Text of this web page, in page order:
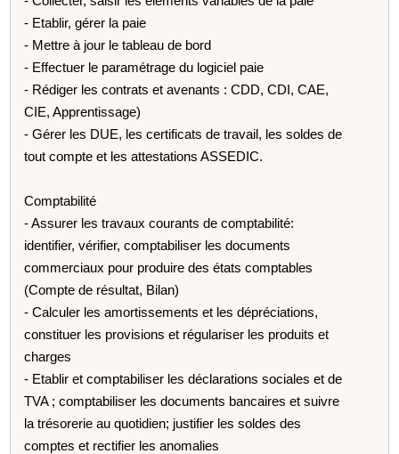
- Etablir, gérer la paie
- Mettre à jour le tableau de bord
- Effectuer le paramétrage du logiciel paie
- Rédiger les contrats et avenants : CDD, CDI, CAE,
CIE, Apprentissage)
- Gérer les DUE, les certificats de travail, les soldes de
tout compte et les attestations ASSEDIC.
Comptabilité
- Assurer les travaux courants de comptabilité:
identifier, vérifier, comptabiliser les documents
commerciaux pour produire des états comptables
(Compte de résultat, Bilan)
- Calculer les amortissements et les dépréciations,
constituer les provisions et régulariser les produits et
charges
- Etablir et comptabiliser les déclarations sociales et de
TVA ; comptabiliser les documents bancaires et suivre
la trésorerie au quotidien; justifier les soldes des
comptes et rectifier les anomalies